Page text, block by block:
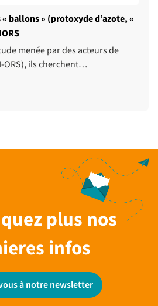
« ballons » (protoxyde d’azote, «
menée par des acteurs de
ORS), ils cherchent…
plus nos
infos
à notre newsletter